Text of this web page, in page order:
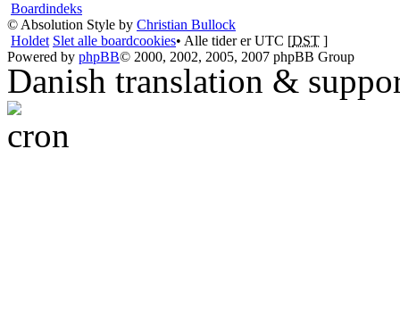
Boardindeks
© Absolution Style by Christian Bullock
Holdet Slet alle boardcookies• Alle tider er UTC [DST ]
Powered by phpBB© 2000, 2002, 2005, 2007 phpBB Group
Danish translation &